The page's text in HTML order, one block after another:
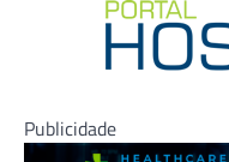
Publicidade